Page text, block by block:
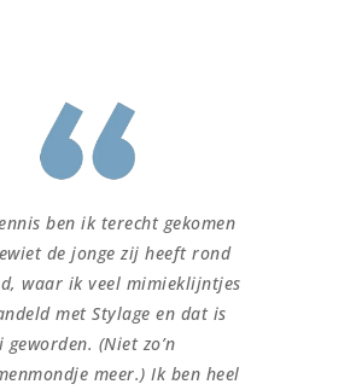
ben ik terecht gekomen
de jonge zij heeft rond
waar ik veel mimieklijntjes
met Stylage en dat is
geworden. (Niet zo’n
meer.) Ik ben heel